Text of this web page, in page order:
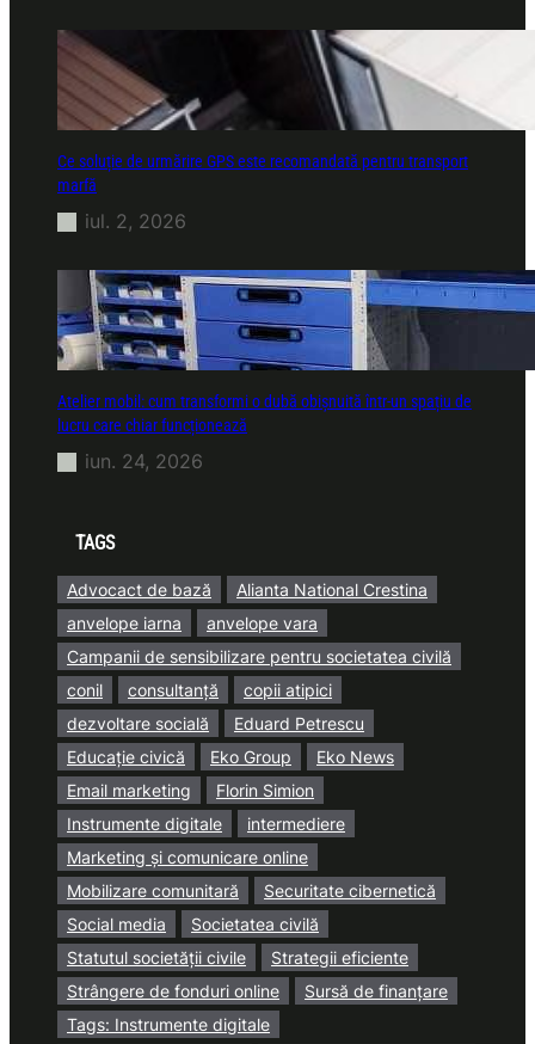
Ce soluție de urmărire GPS este recomandată pentru transport
marfă
iul. 2, 2026
Atelier mobil: cum transformi o dubă obișnuită într-un spațiu de
lucru care chiar funcționează
iun. 24, 2026
TAGS
Advocact de bază
Alianta National Crestina
anvelope iarna
anvelope vara
Campanii de sensibilizare pentru societatea civilă
conil
consultanță
copii atipici
dezvoltare socială
Eduard Petrescu
Educație civică
Eko Group
Eko News
Email marketing
Florin Simion
Instrumente digitale
intermediere
Marketing și comunicare online
Mobilizare comunitară
Securitate cibernetică
Social media
Societatea civilă
Statutul societății civile
Strategii eficiente
Strângere de fonduri online
Sursă de finanțare
Tags: Instrumente digitale